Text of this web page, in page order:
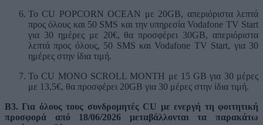
Το CU POPCORN OCEAN με 20GB, απεριόριστα λεπτά
προς όλους και 50 SMS και την υπηρεσία Vodafone TV Start
για 30 ημέρες με 20€, θα προσφέρει 30GB, απεριόριστα
λεπτά προς όλους, 50 SMS και Vodafone TV Start, για 30
ημέρες στην ίδια τιμή.
Το CU MONO SCROLL MONTH με 15 GB για 30 μέρες
με 13,5€, θα προσφέρει 20GB για 30 μέρες στην ίδια τιμή.
Β3. Για όλους τους συνδρομητές CU με ενεργή τη φοιτητική
προσφορά από 18/06/2026 μεταβάλλονται τα παρακάτω